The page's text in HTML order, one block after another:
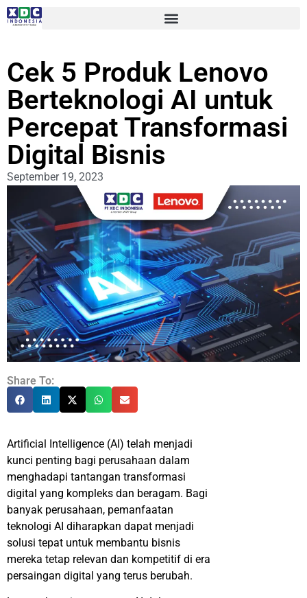
Cek 5 Produk Lenovo
Berteknologi AI untuk
Percepat Transformasi
Digital Bisnis
September 19, 2023
Share To:
Artificial Intelligence (AI) telah menjadi
kunci penting bagi perusahaan dalam
menghadapi tantangan transformasi
digital yang kompleks dan beragam. Bagi
banyak perusahaan, pemanfaatan
teknologi AI diharapkan dapat menjadi
solusi tepat untuk membantu bisnis
mereka tetap relevan dan kompetitif di era
persaingan digital yang terus berubah.